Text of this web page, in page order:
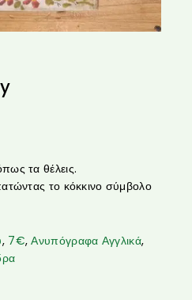
τα θέλεις.
το κόκκινο σύμβολο
, 7€,Ανυπόγραφα Αγγλικά,